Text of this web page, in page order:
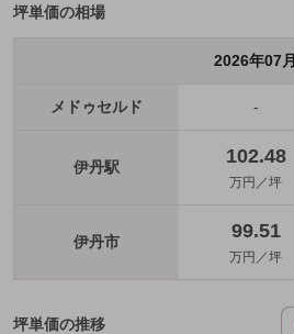
坪単価の相場
2026年07月
メドゥセルド -
伊丹駅 102.48
万円／坪
伊丹市 99.51
万円／坪
坪単価の推移